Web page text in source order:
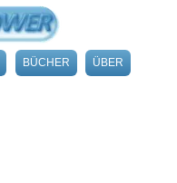
BÜCHER ÜBER